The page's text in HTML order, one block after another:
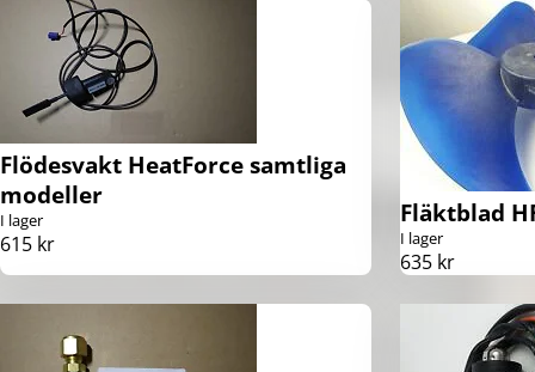
Flödesvakt HeatForce samtliga
modeller
I lager
615 kr
Fläktblad
I lager
635 kr